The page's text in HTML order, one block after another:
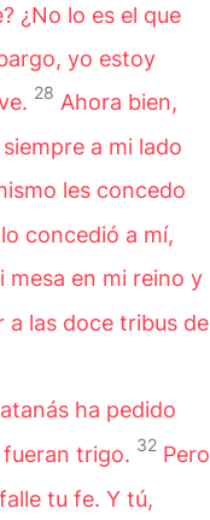
¿No lo es el que
yo estoy
28 Ahora bien,
a mi lado
les concedo
concedió a mí,
mesa en mi reino y
a las doce tribus de
ha pedido
trigo. 32 Pero
tu fe. Y tú,